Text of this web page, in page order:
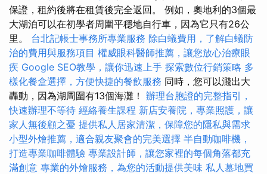
保證，租約後將在租賃後完全返回。 例如，奧地利的3個最
大湖泊可以在初學者周圍平穩地自行車，因為它只有26公
里。 台北記帳士事務所專業服務 除白蟻費用，了解白蟻防
治的費用與服務項目 權威眼科醫師推薦，讓您放心治療眼
疾 Google SEO教學，讓你迅速上手 探索數位行銷策略 多
樣化餐盒選擇，方便快捷的餐飲服務 同時，您可以濺出大
轟動，因為湖周圍有13個海灘！ 辦理台胞證的完整指引，
快速辦理不等待 經絡養生課程 新店安養院，專業照護，讓
家人無後顧之憂 提供私人居家清潔，保障您的隱私與需求
小型外燴推薦，適合親友聚會的完美選擇 半自動咖啡機，
打造專業咖啡體驗 專業設計師，讓您家裡的每個角落都充
滿創意 專業的外燴服務，為您的活動提供美味 私人墓地買